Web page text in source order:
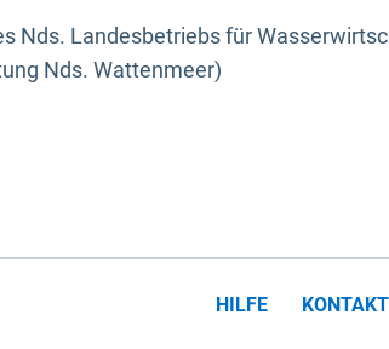
Nds. Landesbetriebs für
Nds. Wattenmeer)
HILFE KONTAKT